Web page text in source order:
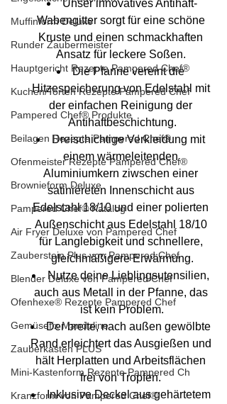
Muffinform Deluxe
Runder Zaubermeister
Hauptgericht Rezepte Pampered Chef®
Kuchen/Torten Rezepte Pampered Chef
Pampered Chef® Produkte
Beilagen Rezepte Pampered Chef®
Ofenmeister Rezepte Pampered Chef®
Brownieform Deluxe
Pampered Chef® Katalog
Air Fryer Deluxe von Pampered Chef
Zauberstein Plus von Pampered Chef
Blender Deluxe von Pampered Chef
Ofenhexe® Rezepte Pampered Chef
Gemüsefix Mandoline
Zauberkasten PLUS
Mini-Kastenform Rezepte Pampered Ch
Kranzform von Pampered Chef®
Unser innovatives Antihaft-
Wabengitter sorgt für eine schöne
Kruste und einen schmackhaften
Ansatz für leckere Soßen.
Die Pfanne vereint die
Hitzespeicherung von Edelstahl mit
der einfachen Reinigung der
Antihaftbeschichtung.
Dreischichtige Verkleidung mit
einem wärmeleitenden
Aluminiumkern ziwschen einer
satiniereten Innenschicht aus
Edelstahl 18/10 und einer polierten
Außenschicht aus Edelstahl 18/10
für Langlebigkeit und schnellere,
gleichmäßigere Erwärmung.
Nutze deine Lieblingsutensilien,
auch aus Metall in der Pfanne, das
ist kein Problem.
Der breite, nach außen gewölbte
Rand erleichtert das Ausgießen und
hält Herplatten und Arbeitsflächen
frei von Tropfen.
Inklusive Deckel aus gehärtetem